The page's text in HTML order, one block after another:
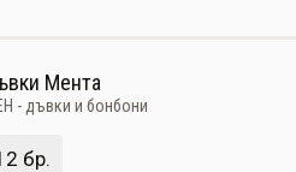
Мента
- дъвки и бонбони
бр.